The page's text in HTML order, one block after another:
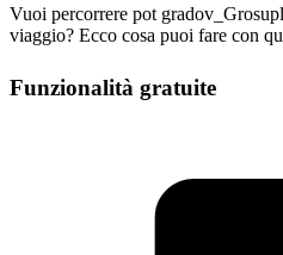
Vuoi percorrere pot
viaggio? Ecco cosa puoi fare con
Funzionalità gratuite